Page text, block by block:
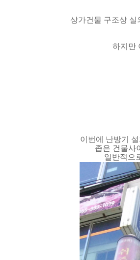
상가건물 구조상
하지만
이번에 난방기
좁은 건물사
일반적으